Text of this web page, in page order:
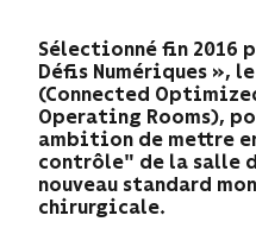
Sélectionné fin 2016
Défis Numériques »,
(Connected
Operating Rooms),
ambition de mettre
contrôle" de la salle
nouveau standard
chirurgicale.